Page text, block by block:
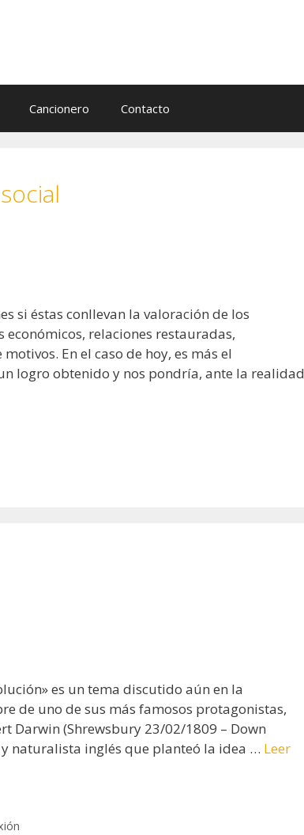
Cancionero Contacto
si éstas conllevan la valoración de los
relaciones restauradas,
En el caso de hoy, es más el
logro obtenido y nos pondría, ante la realidad
es un tema discutido aún en la
de uno de sus más famosos protagonistas,
Darwin (Shrewsbury 23/02/1809 – Down
naturalista inglés que planteó la idea … Leer